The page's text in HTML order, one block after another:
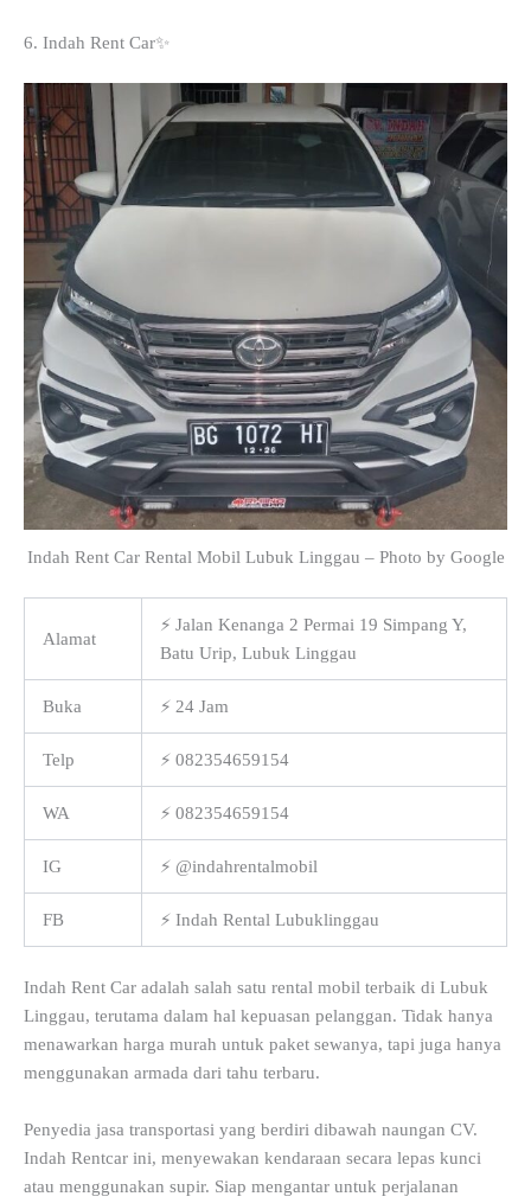
6. Indah Rent Car✨
Indah Rent Car Rental Mobil Lubuk Linggau – Photo by Google
Alamat
⚡ Jalan Kenanga 2 Permai 19 Simpang Y,
Batu Urip, Lubuk Linggau
Buka ⚡ 24 Jam
Telp ⚡ 082354659154
WA ⚡ 082354659154
IG ⚡ @indahrentalmobil
FB ⚡ Indah Rental Lubuklinggau
Indah Rent Car adalah salah satu rental mobil terbaik di Lubuk
Linggau, terutama dalam hal kepuasan pelanggan. Tidak hanya
menawarkan harga murah untuk paket sewanya, tapi juga hanya
menggunakan armada dari tahu terbaru.
Penyedia jasa transportasi yang berdiri dibawah naungan CV.
Indah Rentcar ini, menyewakan kendaraan secara lepas kunci
atau menggunakan supir. Siap mengantar untuk perjalanan